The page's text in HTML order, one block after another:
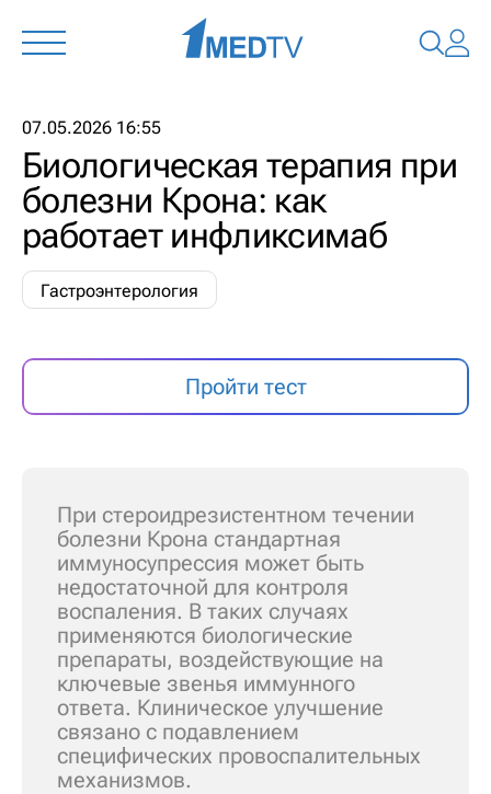
07.05.2026 16:55
Биологическая терапия при
болезни Крона: как
работает инфликсимаб
Гастроэнтерология
Пройти тест
При стероидрезистентном течении
болезни Крона стандартная
иммуносупрессия может быть
недостаточной для контроля
воспаления. В таких случаях
применяются биологические
препараты, воздействующие на
ключевые звенья иммунного
ответа. Клиническое улучшение
связано с подавлением
специфических провоспалительных
механизмов.